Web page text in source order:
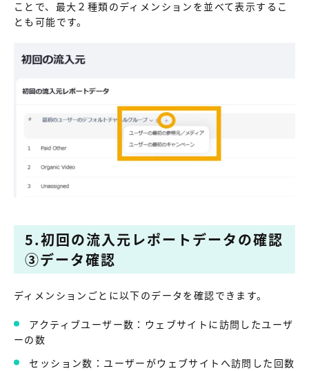
ことで、最大２種類のディメンションを並べて表示するこ
とも可能です。
5.初回の流入元レポートデータの確認
③データ確認
ディメンションごとに以下のデータを確認できます。
アクティブユーザー数：ウェブサイトに訪問したユーザ
ーの数
セッション数：ユーザーがウェブサイトへ訪問した回数